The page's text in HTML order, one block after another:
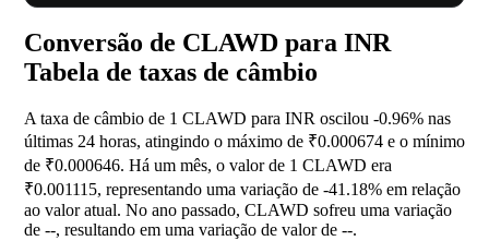
Conversão de CLAWD para INR
Tabela de taxas de câmbio
A taxa de câmbio de 1 CLAWD para INR oscilou -0.96% nas
últimas 24 horas, atingindo o máximo de ₹0.000674 e o mínimo
de ₹0.000646. Há um mês, o valor de 1 CLAWD era
₹0.001115, representando uma variação de -41.18% em relação
ao valor atual. No ano passado, CLAWD sofreu uma variação
de --, resultando em uma variação de valor de --.